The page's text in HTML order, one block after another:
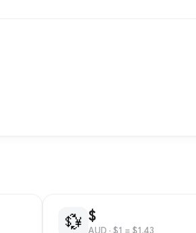
💱 $
AUD · $1 = $1.43